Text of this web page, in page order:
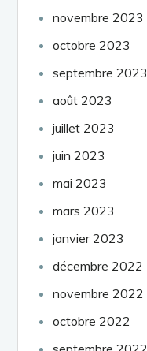
novembre 2023
octobre 2023
septembre 2023
août 2023
juillet 2023
juin 2023
mai 2023
mars 2023
janvier 2023
décembre 2022
novembre 2022
octobre 2022